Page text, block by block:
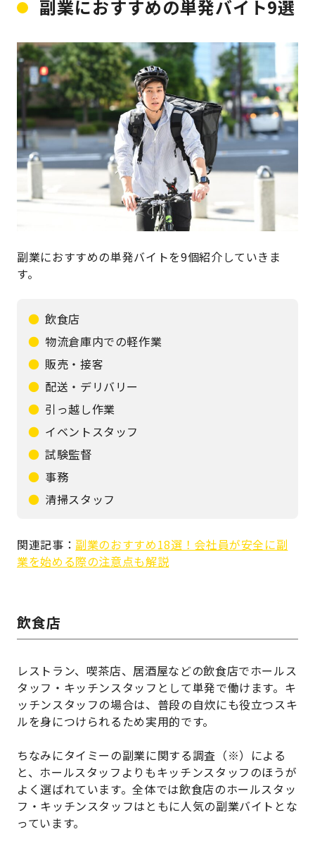
副業におすすめの単発バイト9選
副業におすすめの単発バイトを9個紹介していきま
す。
飲食店
物流倉庫内での軽作業
販売・接客
配送・デリバリー
引っ越し作業
イベントスタッフ
試験監督
事務
清掃スタッフ
関連記事： 副業のおすすめ18選！会社員が安全に副
業を始める際の注意点も解説
飲食店
レストラン、喫茶店、居酒屋などの飲食店でホールス
タッフ・キッチンスタッフとして単発で働けます。キ
ッチンスタッフの場合は、普段の自炊にも役立つスキ
ルを身につけられるため実用的です。
ちなみにタイミーの副業に関する調査（※）による
と、ホールスタッフよりもキッチンスタッフのほうが
よく選ばれています。全体では飲食店のホールスタッ
フ・キッチンスタッフはともに人気の副業バイトとな
っています。